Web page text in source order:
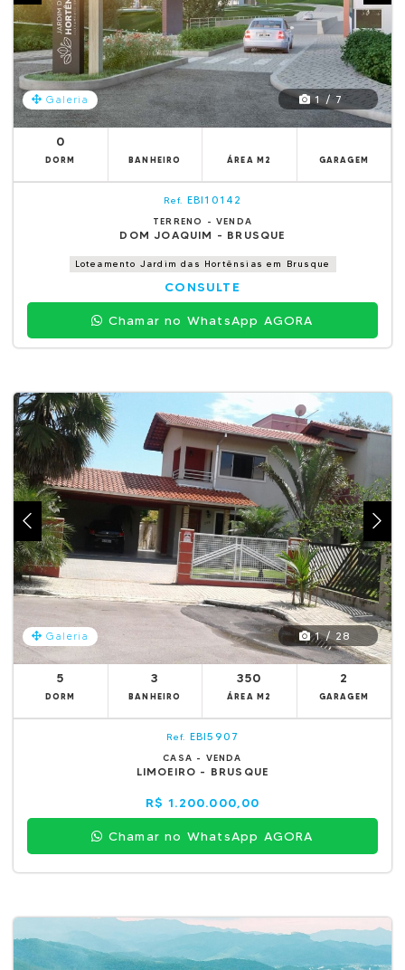
Galeria 1 / 7
0
DORM BANHEIRO ÁREA M2 GARAGEM
Ref. EBI10142
TERRENO - VENDA
DOM JOAQUIM - BRUSQUE
Loteamento Jardim das Hortênsias em Brusque
CONSULTE
Chamar no WhatsApp AGORA
Galeria 1 / 28
5
DORM
3
BANHEIRO
350
ÁREA M2
2
GARAGEM
Ref. EBI5907
CASA - VENDA
LIMOEIRO - BRUSQUE
R$ 1.200.000,00
Chamar no WhatsApp AGORA